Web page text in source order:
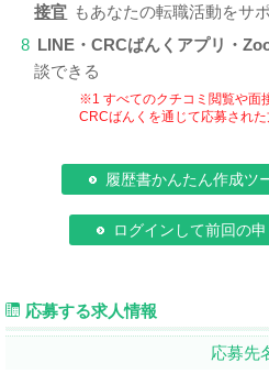
接官 もあなたの転職活動をサ
8 LINE・CRCばんくアプリ・
談できる
※1 すべてのクチコミ閲覧や面
CRCばんくを通じて応募され
履歴書かんたん作成ツ
ログインして前回の
応募する求人情報
応募先